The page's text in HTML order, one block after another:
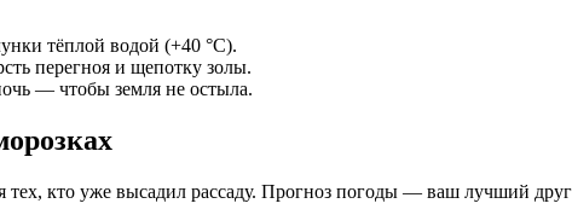
тёплой водой (+40 °C).
перегноя и щепотку золы.
— чтобы земля не остыла.
тех, кто уже высадил рассаду. Прогноз погоды — ваш лучший